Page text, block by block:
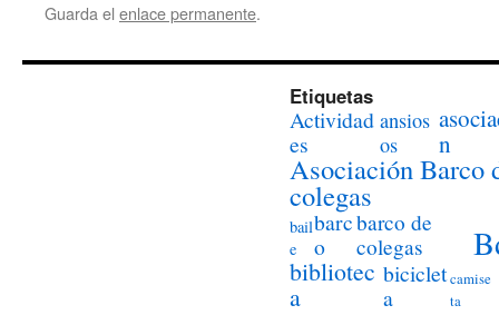
Guarda el enlace permanente.
Etiquetas
Actividad
es
ansios
os
n
Asociación Barco
colegas
bail
e
barc
o
barco de
colegas
bibliotec
a
biciclet
a
camise
ta